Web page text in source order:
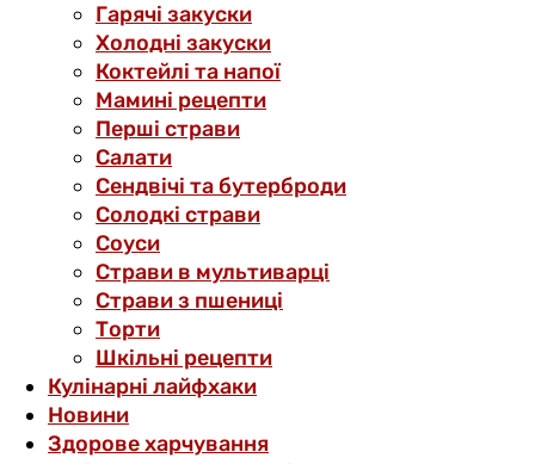
Гарячі закуски
Холодні закуски
Коктейлі та напої
Мамині рецепти
Перші страви
Салати
Сендвічі та бутерброди
Солодкі страви
Соуси
Страви в мультиварці
Страви з пшениці
Торти
Шкільні рецепти
Кулінарні лайфхаки
Новини
Здорове харчування